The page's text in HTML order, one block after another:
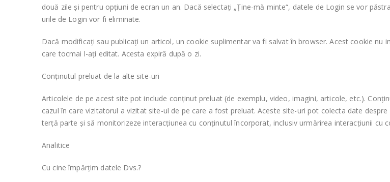
două zile și pentru opțiuni de ecran un an. Dacă selectați „Ține-mă minte“, datele de Login se vor
urile de Login vor fi eliminate.
Dacă modificați sau publicați un articol, un cookie suplimentar va fi salvat în browser. Acest cookie nu
care tocmai l-ați editat. Acesta expiră după o zi.
Conținutul preluat de la alte site-uri
Articolele de pe acest site pot include conținut preluat (de exemplu, video, imagini, articole, etc.).
cazul în care vizitatorul a vizitat site-ul de pe care a fost preluat. Aceste site-uri pot colecta date
terță parte și să monitorizeze interacțiunea cu conținutul încorporat, inclusiv urmărirea interacțiunii cu
Analitice
Cu cine împărțim datele Dvs.?